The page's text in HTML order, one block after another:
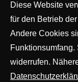
Diese Website
für den Betrieb
Andere Cookies
widerrufen.